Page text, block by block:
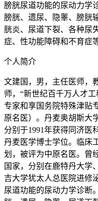
膀胱尿道功能的尿动力学
膀胱、遗尿、隐睾、膀胱
胱炎、尿道下裂、各种尿
症、性功能障碍和不育症
个人简介
文建国，男，主任医师，
师，“新世纪百千万人才
专家和享国务院特殊津贴
原名医）。丹麦奥胡斯大
分别于1991年获得同济医
丹麦医学博士学位。临床
划，被评为中原名医。曾
国家，分别在鹿特丹大学
吉大学犹太人总医院进修
尿道功能的尿动力学诊断